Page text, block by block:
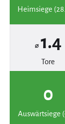
Heimsiege
⌀ 1.4
Tore
0
Auswärtsiege